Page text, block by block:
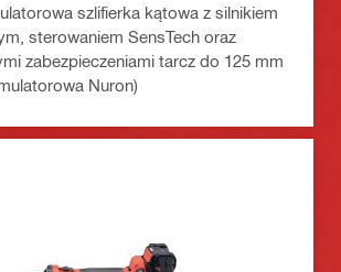
szlifierka kątowa z silnikiem
sterowaniem SensTech oraz
zabezpieczeniami tarcz do 125 mm
Nuron)